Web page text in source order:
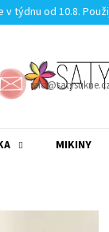
v týdnu od 10.8.
MIKINY